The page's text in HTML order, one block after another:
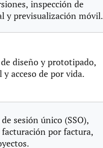
inspección de
y previsualización móvil.
diseño y prototipado,
acceso de por vida.
sesión único (SSO),
por factura,